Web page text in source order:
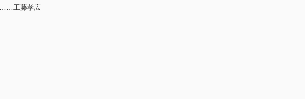
……工藤孝広